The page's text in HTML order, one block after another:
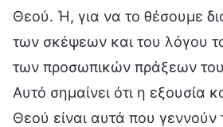
Θεού. Ή, για να το θέσουμε
των σκέψεων και του λόγου
των προσωπικών πράξεων του
Αυτό σημαίνει ότι η εξουσία
Θεού είναι αυτά που γεννούν